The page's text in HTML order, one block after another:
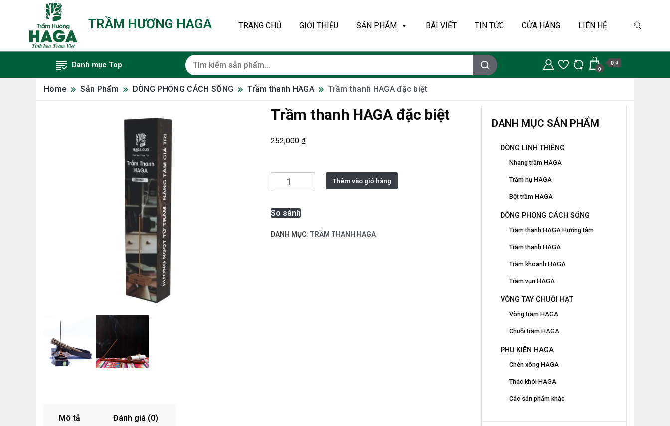
TRẦM HƯƠNG HAGA TRANG CHỦ GIỚI THIỆU SẢN PHẨM BÀI VIẾT TIN TỨC CỬA HÀNG LIÊN HỆ
Danh mục Top 0
0 ₫
Home Sản Phẩm DÒNG PHONG CÁCH SỐNG Trầm thanh HAGA Trầm thanh HAGA đặc biệt
Trầm thanh HAGA đặc biệt
252,000 ₫
Trầm
thanh
đặc
số
Thêm vào giỏ hàng
So sánh
DANH MỤC: TRẦM THANH HAGA
Mô tả Đánh giá (0)
DANH MỤC SẢN PHẨM
DÒNG LINH THIÊNG
Nhang trầm HAGA
Trầm nụ HAGA
Bột trầm HAGA
DÒNG PHONG CÁCH SỐNG
Trầm thanh HAGA Hướng tâm
Trầm thanh HAGA
Trầm khoanh HAGA
Trầm vụn HAGA
VÒNG TAY CHUỖI HẠT
Vòng trầm HAGA
Chuỗi trầm HAGA
PHỤ KIỆN HAGA
Chén xông HAGA
Thác khói HAGA
Các sản phẩm khác